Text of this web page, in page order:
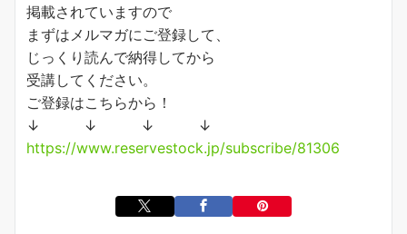
掲載されていますので
まずはメルマガにご登録して、
じっくり読んで納得してから
受講してください。
ご登録はこちらから！
↓ ↓ ↓ ↓
https://www.reservestock.jp/subscribe/81306